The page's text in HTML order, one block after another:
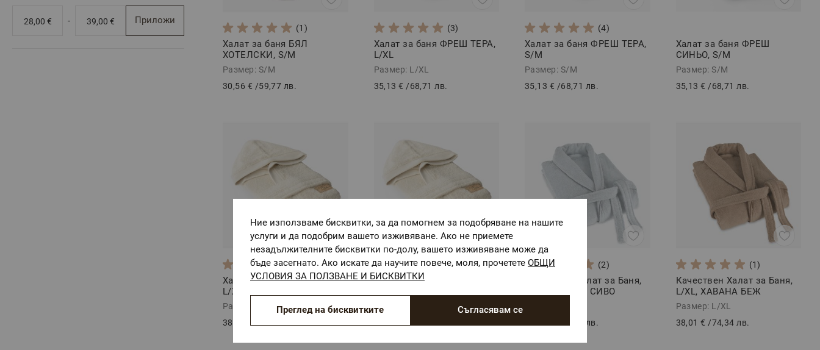
28,00 € - 39,00 € Приложи
(1)
Халат за баня БЯЛ
ХОТЕЛСКИ, S/M
Размер: S/M
30,56 € /59,77 лв.
(3)
Халат за баня ФРЕШ ТЕРА,
L/XL
Размер: L/XL
35,13 € /68,71 лв.
(4)
Халат за баня ФРЕШ ТЕРА,
S/M
Размер: S/M
35,13 € /68,71 лв.
Халат за баня ФРЕШ
СИНЬО, S/M
Размер: S/M
35,13 € /68,71 лв.
(3)
Халат за баня НАТУРАЛ,
L/XL
Размер: L/XL
38,37 €
(2)
Халат за баня НАТУРАЛ,
Размер: S/M
(2)
Качествен Халат за Баня,
L/XL, ХАВАНА СИВО
74,34 лв.
(1)
Качествен Халат за Баня,
L/XL, ХАВАНА БЕЖ
Размер: L/XL
38,01 € /74,34 лв.
Ние използваме бисквитки, за да помогнем за подобряване на нашите
услуги и да подобрим вашето изживяване. Ако не приемете
незадължителните бисквитки по-долу, вашето изживяване може да
бъде засегнато. Ако искате да научите повече, моля, прочетете ОБЩИ
УСЛОВИЯ ЗА ПОЛЗВАНЕ И БИСКВИТКИ
Съгласявам се
Преглед на бисквитките